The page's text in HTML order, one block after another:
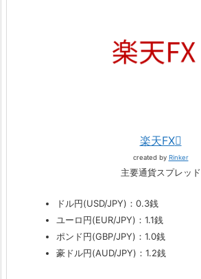
楽天FX
created by Rinker
主要通貨スプレッド
ドル円(USD/JPY)：0.3銭
ユーロ円(EUR/JPY)：1.1銭
ポンド円(GBP/JPY)：1.0銭
豪ドル円(AUD/JPY)：1.2銭